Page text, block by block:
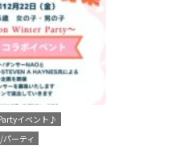
イベント♪
ーティ